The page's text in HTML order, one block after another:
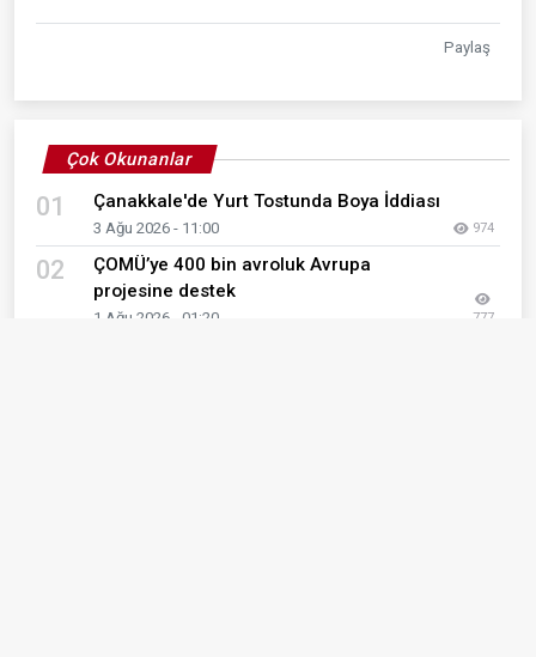
Paylaş
Çok Okunanlar
01 Çanakkale'de Yurt Tostunda Boya İddiası
3 Ağu 2026 - 11:00 974
02
ÇOMÜ’ye 400 bin avroluk Avrupa
projesine destek
1 Ağu 2026 - 01:20 777